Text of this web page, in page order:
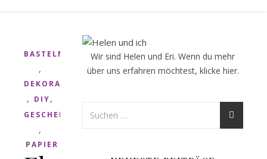
BASTELN
,
DEKORATION
, DIY,
GESCHENK
,
PAPIER
Wir sind Helen und Eri. Wenn du mehr
über uns erfahren möchtest, klicke hier.